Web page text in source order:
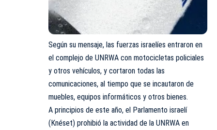
Según su mensaje, las fuerzas israelíes entraron en
el complejo de UNRWA con motocicletas policiales
y otros vehículos, y cortaron todas las
comunicaciones, al tiempo que se incautaron de
muebles, equipos informáticos y otros bienes.
A principios de este año, el Parlamento israelí
(Knéset) prohibió la actividad de la UNRWA en